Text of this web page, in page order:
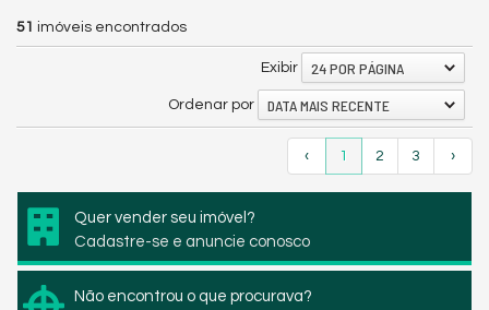
51 imóveis encontrados
Exibir 24 POR PÁGINA
Ordenar por DATA MAIS RECENTE
‹ 1 2 3 ›
Quer vender seu imóvel?
Cadastre-se e anuncie conosco
Não encontrou o que procurava?